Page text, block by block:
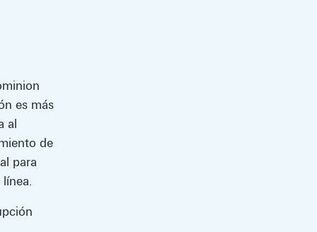
es más
al
de
para